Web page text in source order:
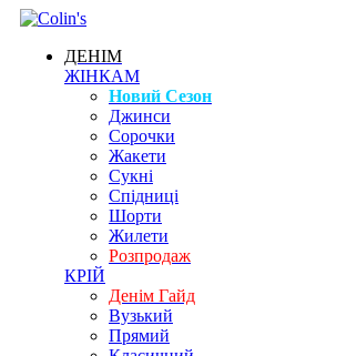
ДЕНІМ
ЖІНКАМ
Новий Сезон
Джинси
Сорочки
Жакети
Сукні
Спідниці
Шорти
Жилети
Розпродаж
КРІЙ
Денім Гайд
Вузький
Прямий